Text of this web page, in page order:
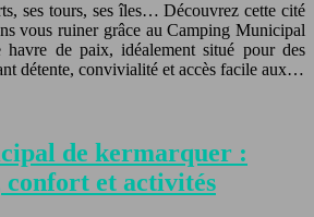
ses tours, ses îles… Découvrez cette cité
vous ruiner grâce au Camping Municipal
de paix, idéalement situé pour des
détente, convivialité et accès facile aux…
de kermarquer :
et activités